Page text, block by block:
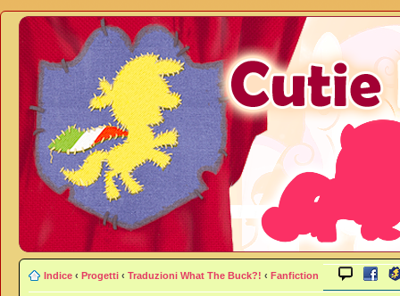
Indice ‹ Progetti ‹ Traduzioni What The Buck?! ‹ Fanfiction